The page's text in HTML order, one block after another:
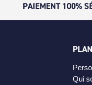
PAIEMENT 100%
Qui